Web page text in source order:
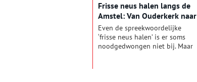
Frisse neus halen langs de
Amstel: Van Ouderkerk naar
Ouderkerk
Even de spreekwoordelijke
‘frisse neus halen’ is er soms
noodgedwongen niet bij. Maar